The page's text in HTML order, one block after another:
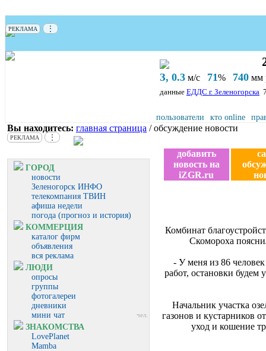
РЕКЛАМА ⋮
З, 0.3 м/с 71% 740 мм
данные ЕДДС г. Зеленогорска
пользователи кто online
Вы находитесь: главная страница / обсуждение новости
РЕКЛАМА ⋮
ГОРОД
новости
Зеленогорск ИНФО
телекомпания ТВИН
афиша недели
погода (прогноз и история)
КОММЕРЦИЯ
каталог фирм
объявления
вся реклама
ЛЮДИ
опросы
группы
фотогалереи
дневники
мини чат
чел.
ЗНАКОМСТВА
LovePlanet
Mamba
добавить
новость на
iZGR.ru
Комбинат
Скомороха
- У меня из 86
работ, остановки будем
Начальник участка
газонов и кустарников
уход и кошение